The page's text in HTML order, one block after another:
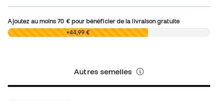
Ajoutez au moins70 €pour bénéficier de la livraison gratuite
0,00 € +44,99 €
Autres semelles